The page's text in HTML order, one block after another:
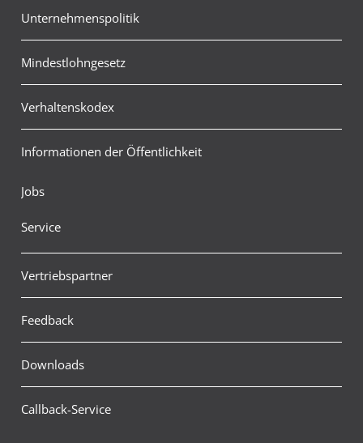
Unternehmenspolitik
Mindestlohngesetz
Verhaltenskodex
Informationen der Öffentlichkeit
Jobs
Service
Vertriebspartner
Feedback
Downloads
Callback-Service